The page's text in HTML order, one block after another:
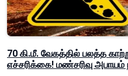
70 கி.மீ. வேகத்தில் பலத்த
எச்சரிக்கை! மண்சரிவு அபாயம்